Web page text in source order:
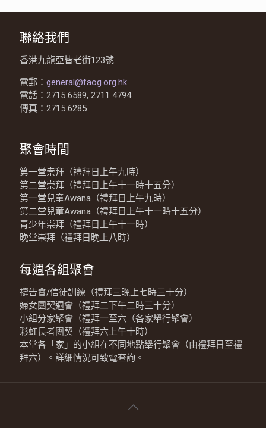
聯絡我們
香港九龍亞皆老街123號
電郵： general@faog.org.hk
電話：2715 6589, 2711 4794
傳真：2715 6285
聚會時間
第一堂崇拜（禮拜日上午九時）
第二堂崇拜（禮拜日上午十一時十五分）
第一堂兒童Awana（禮拜日上午九時）
第二堂兒童Awana（禮拜日上午十一時十五分）
青少年崇拜（禮拜日上午十一時）
晚堂崇拜（禮拜日晚上八時）
每週各組聚會
禱告會/信徒訓練（禮拜三晚上七時三十分）
婦女團契週會（禮拜二下午二時三十分）
小組分家聚會（禮拜一至六（各家舉行聚會）
彩虹長者團契（禮拜六上午十時）
本堂各「家」的小組在不同地點舉行聚會（由禮拜日至禮
拜六）。詳細情況可致電查詢。